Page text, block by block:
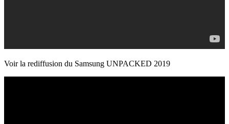
Voir la rediffusion du Samsung UNPACKED 2019